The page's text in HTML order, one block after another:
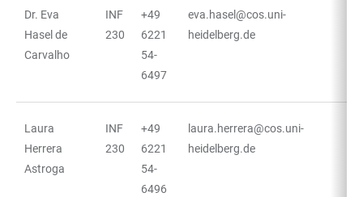
Dr. Eva
Hasel de
Carvalho
INF
230
+49
6221
54-
6497
eva.hasel@cos.uni-
heidelberg.de
Laura
Herrera
Astroga
INF
230
+49
6221
54-
6496
laura.herrera@cos.uni-
heidelberg.de